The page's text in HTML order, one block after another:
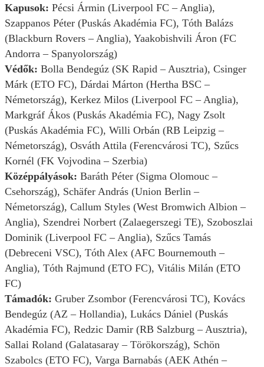
Kapusok: Pécsi Ármin (Liverpool FC – Anglia),
Szappanos Péter (Puskás Akadémia FC), Tóth Balázs
(Blackburn Rovers – Anglia), Yaakobishvili Áron (FC
Andorra – Spanyolország)
Védők: Bolla Bendegúz (SK Rapid – Ausztria), Csinger
Márk (ETO FC), Dárdai Márton (Hertha BSC –
Németország), Kerkez Milos (Liverpool FC – Anglia),
Markgráf Ákos (Puskás Akadémia FC), Nagy Zsolt
(Puskás Akadémia FC), Willi Orbán (RB Leipzig –
Németország), Osváth Attila (Ferencvárosi TC), Szűcs
Kornél (FK Vojvodina – Szerbia)
Középpályások: Baráth Péter (Sigma Olomouc –
Csehország), Schäfer András (Union Berlin –
Németország), Callum Styles (West Bromwich Albion –
Anglia), Szendrei Norbert (Zalaegerszegi TE), Szoboszlai
Dominik (Liverpool FC – Anglia), Szűcs Tamás
(Debreceni VSC), Tóth Alex (AFC Bournemouth –
Anglia), Tóth Rajmund (ETO FC), Vitális Milán (ETO
FC)
Támadók: Gruber Zsombor (Ferencvárosi TC), Kovács
Bendegúz (AZ – Hollandia), Lukács Dániel (Puskás
Akadémia FC), Redzic Damir (RB Salzburg – Ausztria),
Sallai Roland (Galatasaray – Törökország), Schön
Szabolcs (ETO FC), Varga Barnabás (AEK Athén –